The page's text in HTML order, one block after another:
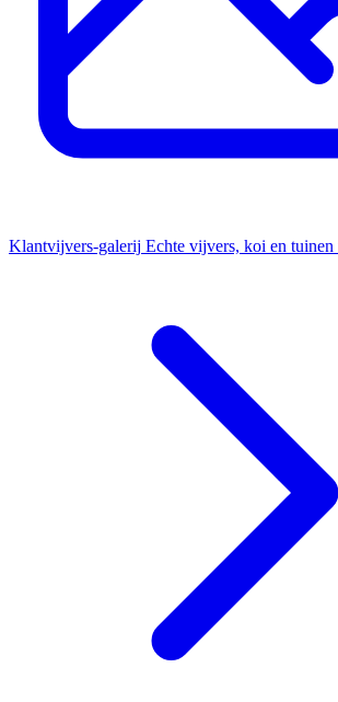
Klantvijvers-galerij Echte vijvers, koi en tuinen